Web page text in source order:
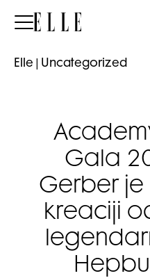
Elle
Elle Uncategorized
Gala
Gerber je
kreaciji